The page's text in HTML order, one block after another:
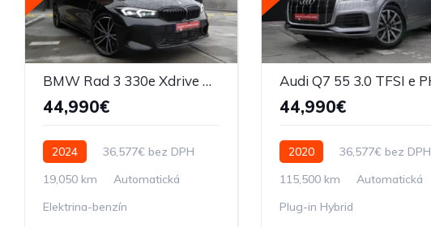
BMW Rad 3 330e Xdrive M-packet A8 Plná výbava
44,990€
2024
36,577€ bez DPH
19,050 km
Automatická
Elektrina-benzín
44,990€
2020
36,577€ bez DPH
115,500 km
Automatická
Plug-in Hybrid